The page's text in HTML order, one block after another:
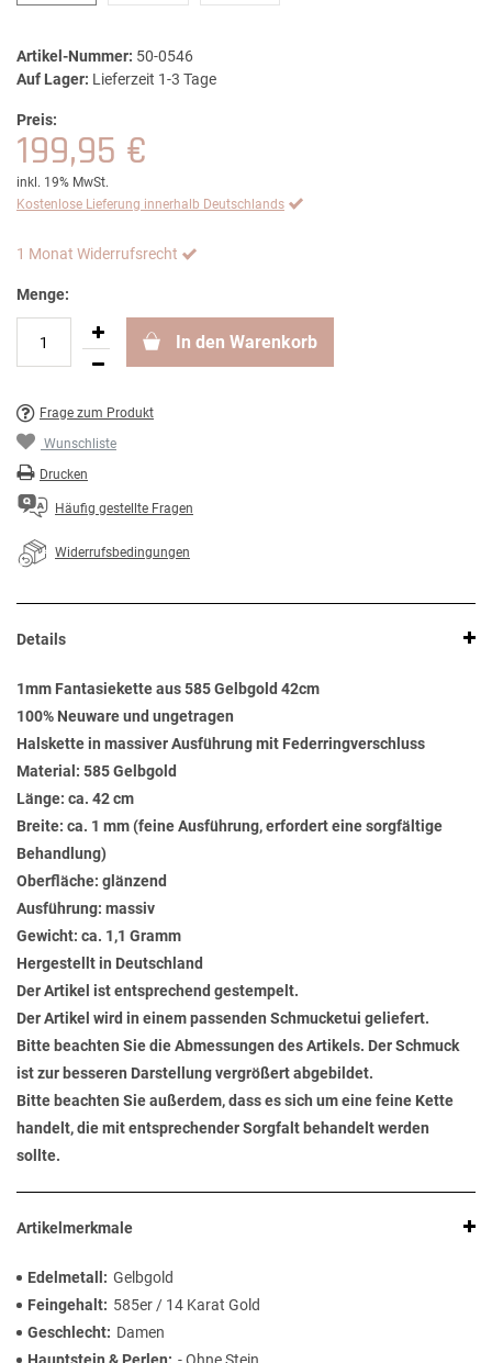
Artikel-Nummer: 50-0546
Auf Lager: Lieferzeit 1-3 Tage
Preis:
199,95 €
inkl. 19% MwSt.
Kostenlose Lieferung innerhalb Deutschlands
1 Monat Widerrufsrecht
Menge:
In den Warenkorb
Frage zum Produkt
Wunschliste
Drucken
Häufig gestellte Fragen
Widerrufsbedingungen
Details
1mm Fantasiekette aus 585 Gelbgold 42cm
100% Neuware und ungetragen
Halskette in massiver Ausführung mit Federringverschluss
Material: 585 Gelbgold
Länge: ca. 42 cm
Breite: ca. 1 mm (feine Ausführung, erfordert eine sorgfältige
Behandlung)
Oberfläche: glänzend
Ausführung: massiv
Gewicht: ca. 1,1 Gramm
Hergestellt in Deutschland
Der Artikel ist entsprechend gestempelt.
Der Artikel wird in einem passenden Schmucketui geliefert.
Bitte beachten Sie die Abmessungen des Artikels. Der Schmuck
ist zur besseren Darstellung vergrößert abgebildet.
Bitte beachten Sie außerdem, dass es sich um eine feine Kette
handelt, die mit entsprechender Sorgfalt behandelt werden
sollte.
Artikelmerkmale
Edelmetall
Gelbgold
Feingehalt
585er / 14 Karat Gold
Geschlecht
Damen